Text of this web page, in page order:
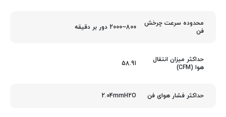
محدوده سرعت چرخش
فن
800~2000 دور بر دقیقه
حداکثر میزان انتقال
هوا (CFM)
58.91
حداکثر فشار هوای فن 2.04mmH2O